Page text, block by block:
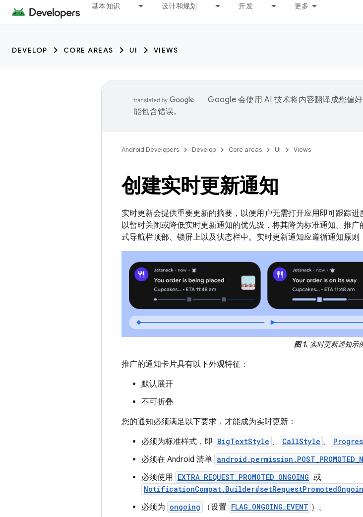
基本知识 设计和规划 开发 更多
DEVELOP CORE AREAS UI VIEWS
Google 会使用 AI 技术将内容翻译成您偏
能包含错误。
Android Developers Develop Core areas UI Views
创建实时更新通知
实时更新会提供重要更新的摘要，以便用户无需打开应用即可跟踪
以暂时关闭或降低实时更新通知的优先级，将其降为标准通知。推
式导航栏顶部、锁屏上以及状态栏中。实时更新通知应遵循通知原则
图 1. 实时更新通知示
推广的通知卡片具有以下外观特征：
默认展开
不可折叠
您的通知必须满足以下要求，才能成为实时更新：
必须为标准样式，即
BigTextStyle 、 CallStyle 、
必须在 Android 清单
必须使用 EXTRA_REQUEST_PROMOTED_ONGOING 或
必须为 ongoing （设置 FLAG_ONGOING_EVENT ）。